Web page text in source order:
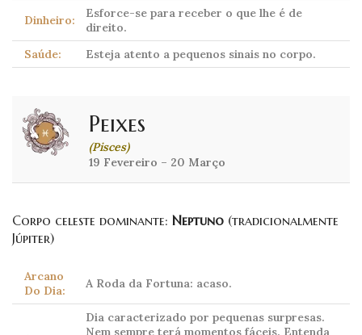
Dinheiro:
Esforce-se para receber o que lhe é de
direito.
Saúde:
Esteja atento a pequenos sinais no corpo.
Peixes
(Pisces)
19 Fevereiro – 20 Março
Corpo celeste dominante: Neptuno (tradicionalmente
Júpiter)
Arcano
Do Dia:
A Roda da Fortuna: acaso.
Dia caracterizado por pequenas surpresas.
Nem sempre terá momentos fáceis. Entenda